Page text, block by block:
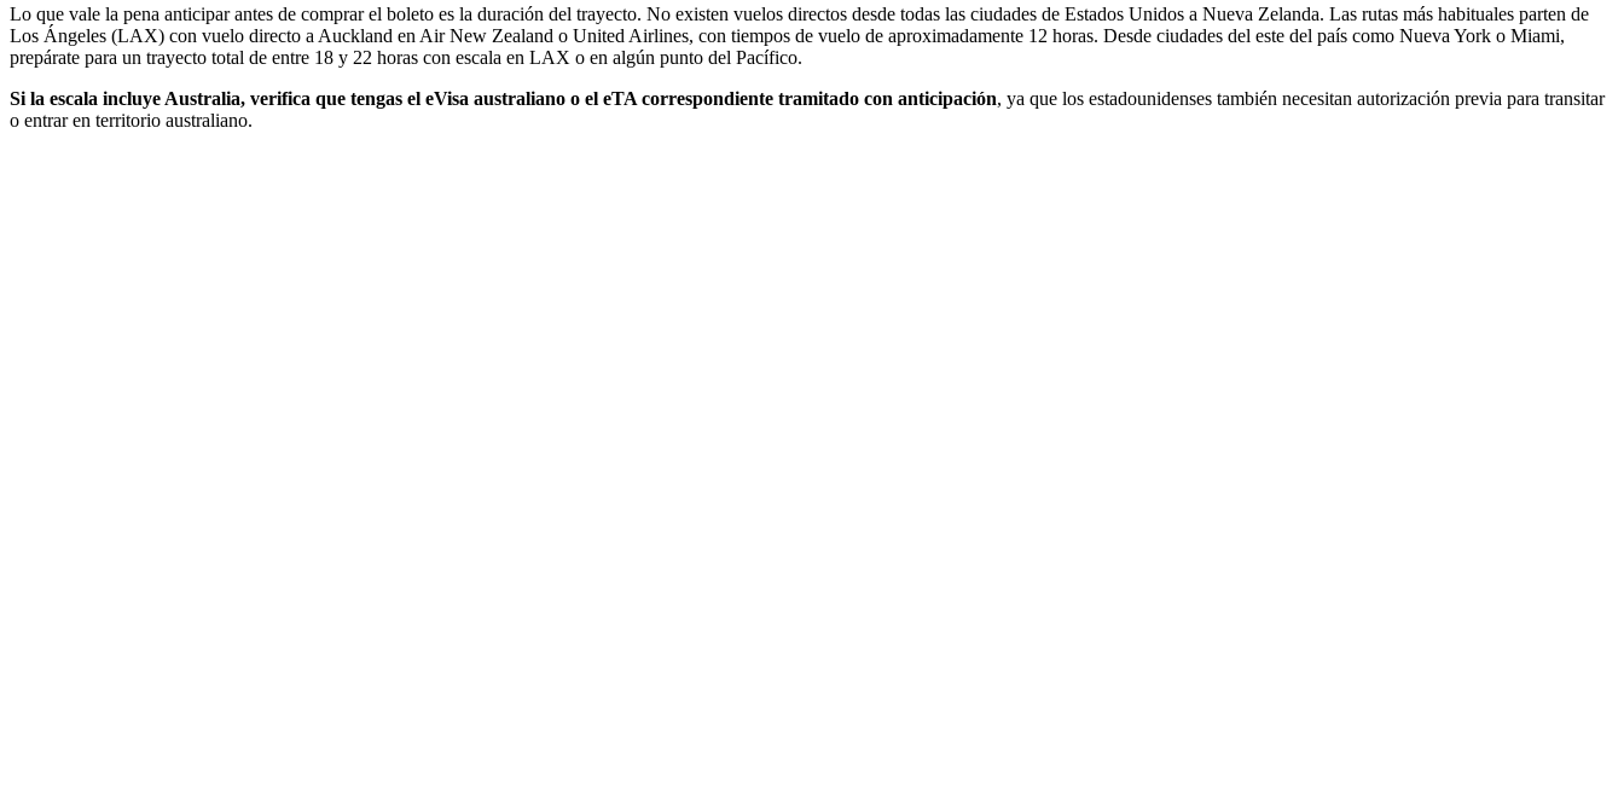
Lo que vale la pena anticipar antes de comprar el boleto es la duración del trayecto. No existen vuelos directos desde todas las ciudades de Estados Unidos a Nueva Zelanda. Las rutas más habituales parten de
Los Ángeles (LAX) con vuelo directo a Auckland en Air New Zealand o United Airlines, con tiempos de vuelo de aproximadamente 12 horas. Desde ciudades del este del país como Nueva York o Miami,
prepárate para un trayecto total de entre 18 y 22 horas con escala en LAX o en algún punto del Pacífico.
Si la escala incluye Australia, verifica que tengas el eVisa australiano o el eTA correspondiente tramitado con anticipación, ya que los estadounidenses también necesitan autorización previa para transitar
o entrar en territorio australiano.